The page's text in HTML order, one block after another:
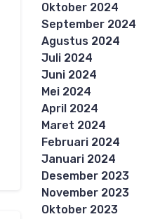
Oktober 2024
September 2024
Agustus 2024
Juli 2024
Juni 2024
Mei 2024
April 2024
Maret 2024
Februari 2024
Januari 2024
Desember 2023
November 2023
Oktober 2023